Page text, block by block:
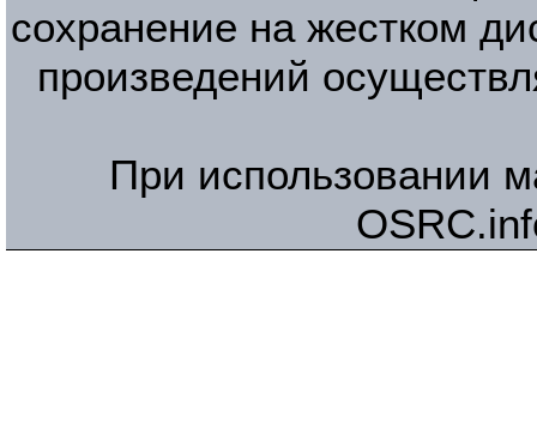
сохранение на жестком
произведений
При использовании